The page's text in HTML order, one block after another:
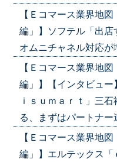
【Ｅコマース業界地
編」】ソフテル「出店
オムニチャネル対応が
【Ｅコマース業界地
編」】【インタビュー
ｉｓｕｍａｒｔ」三
る、まずはパートナ
【Ｅコマース業界地
編」】エルテックス「